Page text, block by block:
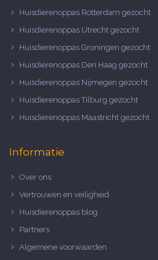
Huisdierenoppas Rotterdam gezocht
Huisdierenoppas Utrecht gezocht
Huisdierenoppas Groningen gezocht
Huisdierenoppas Den Haag gezocht
Huisdierenoppas Nijmegen gezocht
Huisdierenoppas Tilburg gezocht
Huisdierenoppas Maastricht gezocht
Informatie
Over ons
Vertrouwen en veiligheid
Huisdierenoppas blog
Partners
Algemene voorwaarden